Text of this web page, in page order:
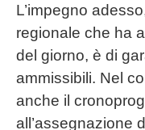
L’impegno
regionale che ha
del giorno, è di
ammissibili. Nel
anche il
all’assegnazione